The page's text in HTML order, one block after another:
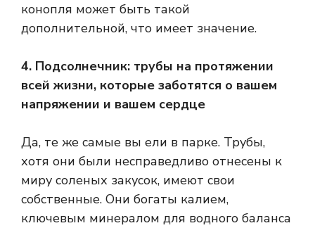
конопля может быть такой
дополнительной, что имеет значение.
4. Подсолнечник: трубы на протяжении
всей жизни, которые заботятся о вашем
напряжении и вашем сердце
Да, те же самые вы ели в парке. Трубы,
хотя они были несправедливо отнесены к
миру соленых закусок, имеют свои
собственные. Они богаты калием,
ключевым минералом для водного баланса